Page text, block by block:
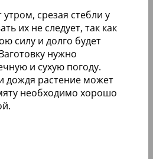
срезая стебли у
их не следует, так как
силу и долго будет
нужно
и сухую погоду.
дождя растение может
необходимо хорошо